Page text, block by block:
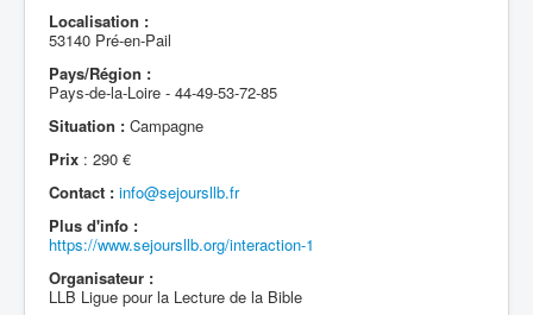
Localisation :
53140 Pré-en-Pail
Pays/Région :
Pays-de-la-Loire - 44-49-53-72-85
Situation : Campagne
Prix : 290 €
Contact : info@sejoursllb.fr
Plus d'info :
https://www.sejoursllb.org/interaction-1
Organisateur :
LLB Ligue pour la Lecture de la Bible